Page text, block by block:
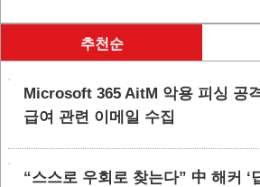
추천순
Microsoft 365 AitM 악용 피싱 공
급여 관련 이메일 수집
“스스로 우회로 찾는다” 中 해커 ‘